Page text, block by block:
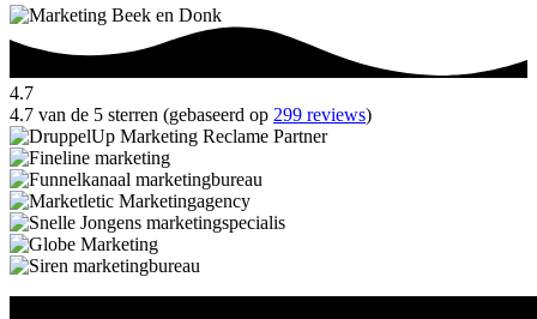
4.7
4.7 van de 5 sterren (gebaseerd op 299 reviews)